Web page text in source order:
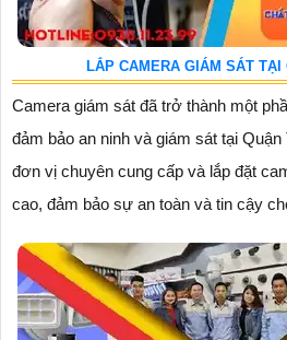
LẮP CAMERA GIÁM SÁT TẠI
Camera giám sát đã trở thành một
đảm bảo an ninh và giám sát tại
đơn vị chuyên cung cấp và lắp đặt
cao, đảm bảo sự an toàn và tin cậy